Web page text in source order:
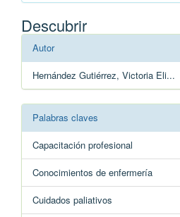
Descubrir
Autor
Hernández Gutiérrez, Victoria Eli...
Palabras claves
Capacitación profesional
Conocimientos de enfermería
Cuidados paliativos